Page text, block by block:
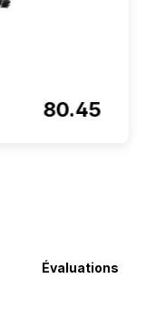
80.45
Évaluations